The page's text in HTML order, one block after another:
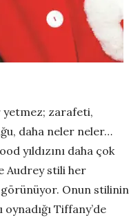
yetmez; zarafeti,
daha neler neler…
yıldızını daha çok
Audrey stili her
görünüyor. Onun stilinin
Tiffany’de